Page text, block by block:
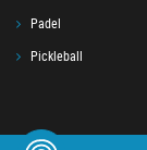
Padel
Pickleball